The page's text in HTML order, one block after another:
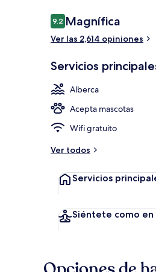
Opiniones
9.29.2 de 10,
Magnífica
Ver las 2,614 opiniones
Servicios
Alberca
Acepta mascotas
Wifi gratuito
Ver todos
Servicios
Siéntete como en